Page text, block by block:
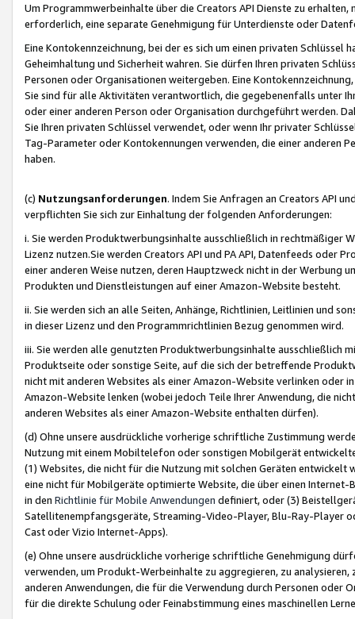
Um Programmwerbeinhalte über die Creators API Dienste zu
erforderlich, eine separate Genehmigung für Unterdienste oder
Eine Kontokennzeichnung, bei der es sich um einen privaten
Geheimhaltung und Sicherheit wahren. Sie dürfen Ihren privaten
Personen oder Organisationen weitergeben. Eine
Sie sind für alle Aktivitäten verantwortlich, die gegebenenfalls unter
oder einer anderen Person oder Organisation durchgeführt werden.
Sie Ihren privaten Schlüssel verwendet, oder wenn Ihr privater
Tag-Parameter oder Kontokennungen verwenden, die einer anderen
haben.
(c) Nutzungsanforderungen. Indem Sie Anfragen an Creators API
verpflichten Sie sich zur Einhaltung der folgenden Anforderungen:
i. Sie werden Produktwerbungsinhalte ausschließlich in rechtmäßiger
Lizenz nutzen.Sie werden Creators API und PA API, Datenfeeds oder
einer anderen Weise nutzen, deren Hauptzweck nicht in der Werbung
Produkten und Dienstleistungen auf einer Amazon-Website besteht.
ii. Sie werden sich an alle Seiten, Anhänge, Richtlinien, Leitlinien und
in dieser Lizenz und den Programmrichtlinien Bezug genommen wird.
iii. Sie werden alle genutzten Produktwerbungsinhalte ausschließlich
Produktseite oder sonstige Seite, auf die sich der betreffende
nicht mit anderen Websites als einer Amazon-Website verlinken oder
Amazon-Website lenken (wobei jedoch Teile Ihrer Anwendung, die
anderen Websites als einer Amazon-Website enthalten dürfen).
(d) Ohne unsere ausdrückliche vorherige schriftliche Zustimmung
Nutzung mit einem Mobiltelefon oder sonstigen Mobilgerät
(1) Websites, die nicht für die Nutzung mit solchen Geräten
eine nicht für Mobilgeräte optimierte Website, die über einen
in den Richtlinie für Mobile Anwendungen definiert, oder (3)
Satellitenempfangsgeräte, Streaming-Video-Player, Blu-Ray-Player
Cast oder Vizio Internet-Apps).
(e) Ohne unsere ausdrückliche vorherige schriftliche Genehmigung
verwenden, um Produkt-Werbeinhalte zu aggregieren, zu
anderen Anwendungen, die für die Verwendung durch Personen
für die direkte Schulung oder Feinabstimmung eines maschinellen